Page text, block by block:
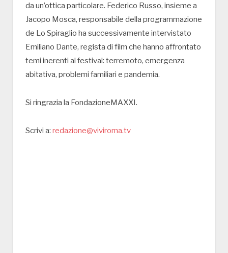
da un’ottica particolare. Federico Russo, insieme a
Jacopo Mosca, responsabile della programmazione
de Lo Spiraglio ha successivamente intervistato
Emiliano Dante, regista di film che hanno affrontato
temi inerenti al festival: terremoto, emergenza
abitativa, problemi familiari e pandemia.
Si ringrazia la FondazioneMAXXI.
Scrivi a: redazione@viviroma.tv